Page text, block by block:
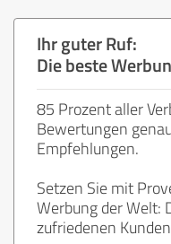
Ihr guter Ruf:
Die beste
85 Prozent aller
Bewertungen
Empfehlungen.
Setzen Sie mit
Werbung der Welt:
zufriedenen